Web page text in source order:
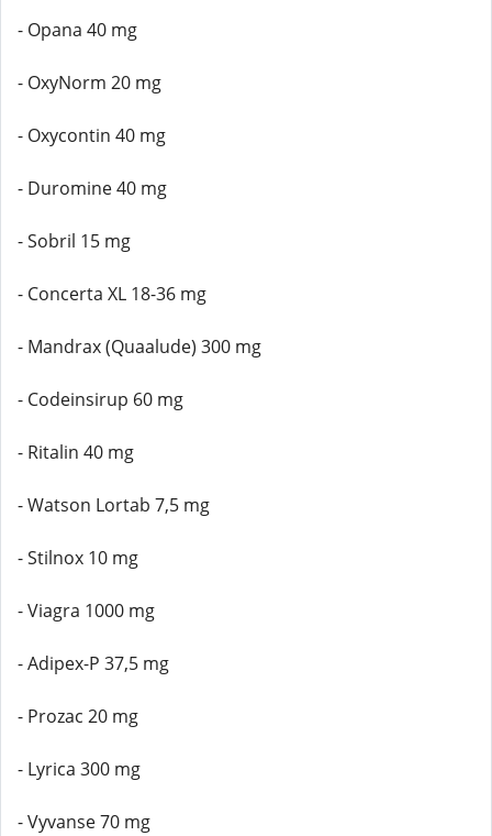
- Opana 40 mg
- OxyNorm 20 mg
- Oxycontin 40 mg
- Duromine 40 mg
- Sobril 15 mg
- Concerta XL 18-36 mg
- Mandrax (Quaalude) 300 mg
- Codeinsirup 60 mg
- Ritalin 40 mg
- Watson Lortab 7,5 mg
- Stilnox 10 mg
- Viagra 1000 mg
- Adipex-P 37,5 mg
- Prozac 20 mg
- Lyrica 300 mg
- Vyvanse 70 mg